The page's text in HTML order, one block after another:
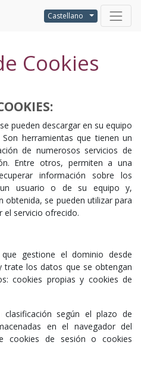
Castellano
Cookies
pueden descargar en su equipo
herramientas que tienen un
de numerosos servicios de
Entre otros, permiten a una
información sobre los
usuario o de su equipo y,
obtenida, se pueden utilizar para
el servicio ofrecido.
gestione el dominio desde
trate los datos que se obtengan
cookies propias y cookies de
clasificación según el plazo de
en el navegador del
cookies de sesión o cookies